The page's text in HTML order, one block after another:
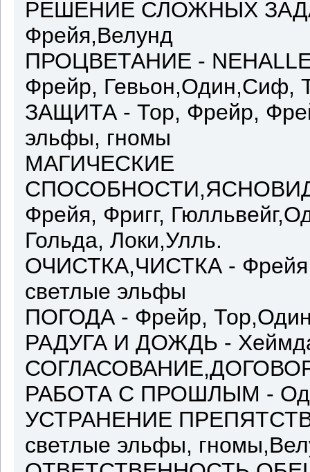
РЕШЕНИЕ СЛОЖНЫХ
Фрейя,Велунд
ПРОЦВЕТАНИЕ -
Фрейр, Гевьон,Один,Сиф,
ЗАЩИТА - Тор, Фрейр,
эльфы, гномы
МАГИЧЕСКИЕ
Фрейя, Фригг,
Гольда, Локи,Улль.
ОЧИСТКА,ЧИСТКА - Фрейя,
светлые эльфы
ПОГОДА - Фрейр,
РАДУГА И ДОЖДЬ -
РАБОТА С ПРОШЛЫМ -
УСТРАНЕНИЕ
светлые эльфы,